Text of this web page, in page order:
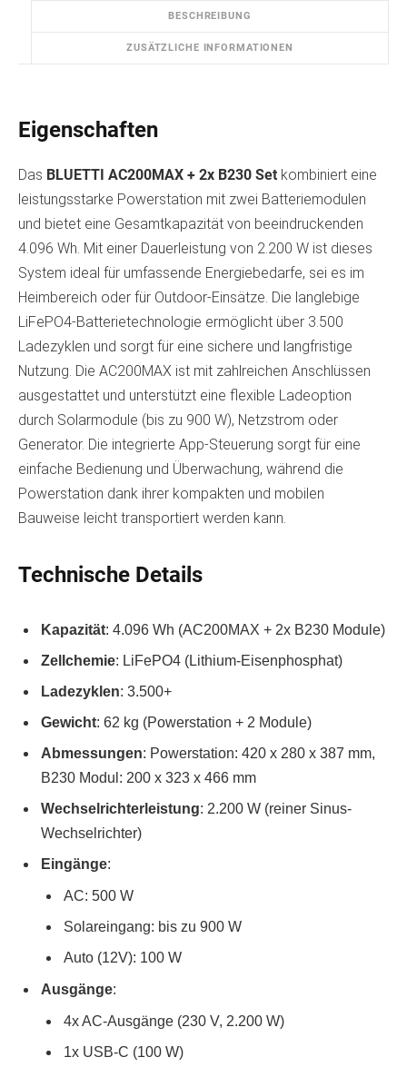
BESCHREIBUNG
ZUSÄTZLICHE INFORMATIONEN
Eigenschaften
Das BLUETTI AC200MAX + 2x B230 Set kombiniert eine
leistungsstarke Powerstation mit zwei Batteriemodulen
und bietet eine Gesamtkapazität von beeindruckenden
4.096 Wh. Mit einer Dauerleistung von 2.200 W ist dieses
System ideal für umfassende Energiebedarfe, sei es im
Heimbereich oder für Outdoor-Einsätze. Die langlebige
LiFePO4-Batterietechnologie ermöglicht über 3.500
Ladezyklen und sorgt für eine sichere und langfristige
Nutzung. Die AC200MAX ist mit zahlreichen Anschlüssen
ausgestattet und unterstützt eine flexible Ladeoption
durch Solarmodule (bis zu 900 W), Netzstrom oder
Generator. Die integrierte App-Steuerung sorgt für eine
einfache Bedienung und Überwachung, während die
Powerstation dank ihrer kompakten und mobilen
Bauweise leicht transportiert werden kann.
Technische Details
Kapazität: 4.096 Wh (AC200MAX + 2x B230 Module)
Zellchemie: LiFePO4 (Lithium-Eisenphosphat)
Ladezyklen: 3.500+
Gewicht: 62 kg (Powerstation + 2 Module)
Abmessungen: Powerstation: 420 x 280 x 387 mm,
B230 Modul: 200 x 323 x 466 mm
Wechselrichterleistung: 2.200 W (reiner Sinus-
Wechselrichter)
Eingänge:
AC: 500 W
Solareingang: bis zu 900 W
Auto (12V): 100 W
Ausgänge:
4x AC-Ausgänge (230 V, 2.200 W)
1x USB-C (100 W)